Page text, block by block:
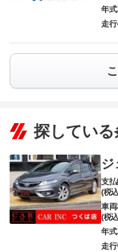
年式
走行
探してい
ジ
支
(税
車
(税
年式
走行